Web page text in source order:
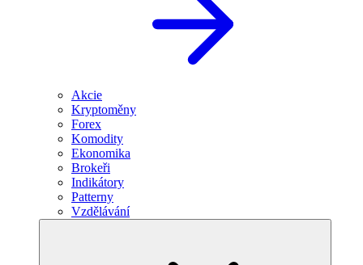
Akcie
Kryptoměny
Forex
Komodity
Ekonomika
Brokeři
Indikátory
Patterny
Vzdělávání